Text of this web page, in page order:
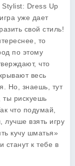
Stylist: Dress Up
уже дает
свой стиль!
то
по этому
что
весь
Но, знаешь, тут
ты рискуешь
что подумай,
взять игру
кучу шматья»
к тебе в